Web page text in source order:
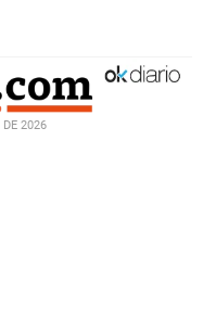
DE 2026